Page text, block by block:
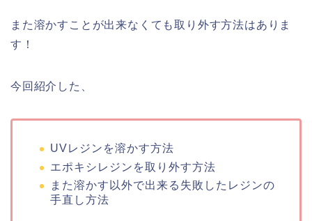
また溶かすことが出来なくても取り外す方法はありま
す！
今回紹介した、
UVレジンを溶かす方法
エポキシレジンを取り外す方法
また溶かす以外で出来る失敗したレジンの
手直し方法